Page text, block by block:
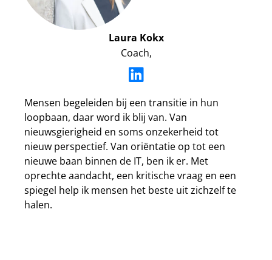
Laura Kokx
Coach,
Mensen begeleiden bij een transitie in hun
loopbaan, daar word ik blij van. Van
nieuwsgierigheid en soms onzekerheid tot
nieuw perspectief. Van oriëntatie op tot een
nieuwe baan binnen de IT, ben ik er. Met
oprechte aandacht, een kritische vraag en een
spiegel help ik mensen het beste uit zichzelf te
halen.